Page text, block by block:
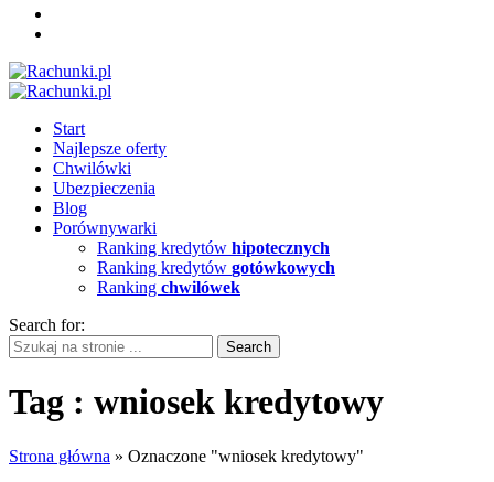
Start
Najlepsze oferty
Chwilówki
Ubezpieczenia
Blog
Porównywarki
Ranking kredytów hipotecznych
Ranking kredytów gotówkowych
Ranking chwilówek
Search for:
Tag : wniosek kredytowy
Strona główna » Oznaczone "wniosek kredytowy"